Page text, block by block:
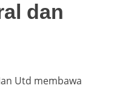
dan
Utd membawa